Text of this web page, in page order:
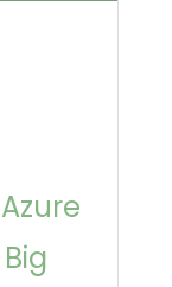
Azure
Big